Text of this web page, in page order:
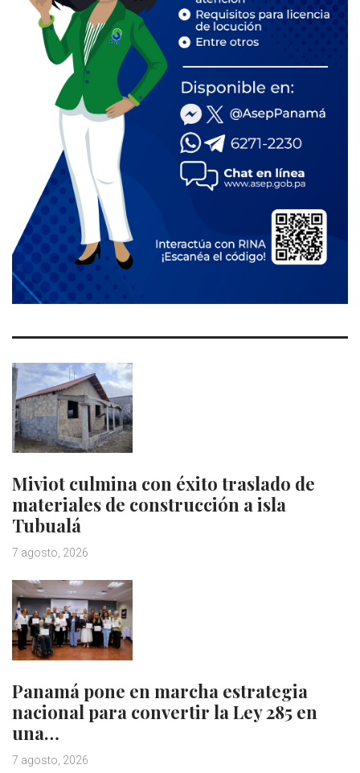
Miviot culmina con éxito traslado de
materiales de construcción a isla
Tubualá
7 agosto, 2026
Panamá pone en marcha estrategia
nacional para convertir la Ley 285 en
una…
7 agosto, 2026